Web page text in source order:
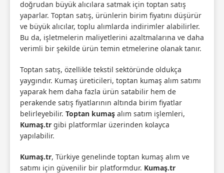
doğrudan büyük alıcılara satmak için toptan satış
yaparlar. Toptan satış, ürünlerin birim fiyatını düşürür
ve büyük alıcılar, toplu alımlarda indirimler alabilirler.
Bu da, işletmelerin maliyetlerini azaltmalarına ve daha
verimli bir şekilde ürün temin etmelerine olanak tanır.
Toptan satış, özellikle tekstil sektöründe oldukça
yaygındır. Kumaş üreticileri, toptan kumaş alım satımı
yaparak hem daha fazla ürün satabilir hem de
perakende satış fiyatlarının altında birim fiyatlar
belirleyebilir. Toptan kumaş alım satım işlemleri,
Kumaş.tr gibi platformlar üzerinden kolayca
yapılabilir.
Kumaş.tr, Türkiye genelinde toptan kumaş alım ve
satımı için güvenilir bir platformdur. Kumaş.tr